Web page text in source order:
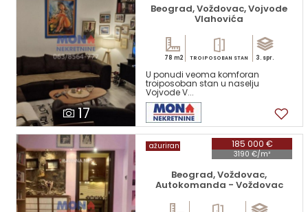
17
Beograd, Voždovac, Vojvode
Vlahovića
78 m2 TROIPOSOBAN STAN 3. spr.
U ponudi veoma komforan
troiposoban stan u naselju
Vojvode V...
185 000 €
3190 €/m²
ažuriran
Beograd, Voždovac,
Autokomanda - Voždovac